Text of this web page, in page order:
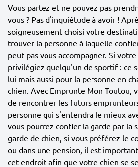
Vous partez et ne pouvez pas
vous ? Pas d'inquiétude à avoir !
soigneusement choisi votre
trouver la personne à laquelle
peut pas vous accompagner. Si
privilégiez quelqu'un de sportif : ce
lui mais aussi pour la personne en
chien. Avec Emprunte Mon Toutou,
de rencontrer les futurs
personne qui s'entendra le mieux
vous pourrez confier la garde par la
garde de chien, si vous préférez le
ou dans une pension, il est
cet endroit afin que votre chien se